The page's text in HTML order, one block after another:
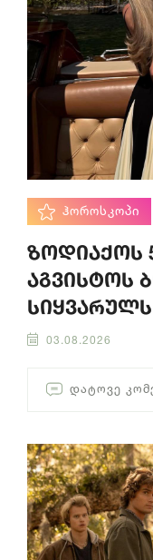
ᲰᲝᲠᲝᲡᲙᲝᲞᲘ
ზოდიაქოს
აგვისტოს
03.08.2026
ᲓᲐᲢᲝᲕᲔ